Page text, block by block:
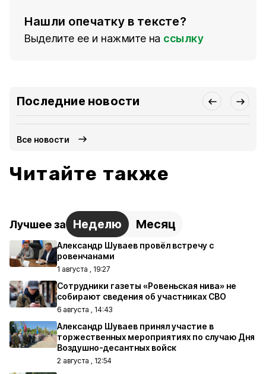
Нашли опечатку в тексте?
Выделите ее и нажмите на ссылку
Последние новости
Все новости
Читайте также
Лучшее за Неделю Месяц
Александр Шуваев провёл встречу с
ровенчанами
1 августа , 19:27
Сотрудники газеты «Ровеньская нива» не
собирают сведения об участниках СВО
6 августа , 14:43
Александр Шуваев принял участие в
торжественных мероприятиях по случаю Дня
Воздушно-десантных войск
2 августа , 12:54